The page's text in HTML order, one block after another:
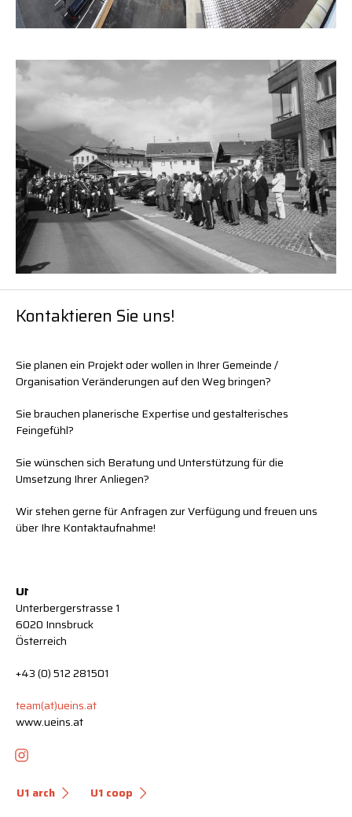
Kontaktieren Sie uns!
Sie planen ein Projekt oder wollen in Ihrer Gemeinde /
Organisation Veränderungen auf den Weg bringen?
Sie brauchen planerische Expertise und gestalterisches
Feingefühl?
Sie wünschen sich Beratung und Unterstützung für die
Umsetzung Ihrer Anliegen?
Wir stehen gerne für Anfragen zur Verfügung und freuen uns
über Ihre Kontaktaufnahme!
U1
Unterbergerstrasse 1
6020 Innsbruck
Österreich
+43 (0) 512 281501
team(at)ueins.at
www.ueins.at
U1 arch U1 coop